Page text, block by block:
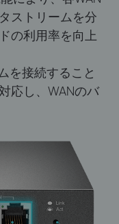
ストリームを分
の利用率を向上
を接続すること
応し、WANのバ